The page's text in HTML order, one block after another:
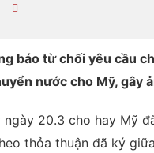
báo từ chối yêu cầu
nước cho Mỹ, gây
ngày 20.3 cho hay Mỹ
thỏa thuận đã ký